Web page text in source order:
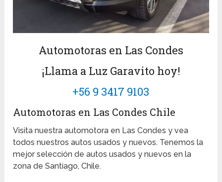
Automotoras en Las Condes
¡Llama a Luz Garavito hoy!
+56 9 3417 9103
Automotoras en Las Condes Chile
Visita nuestra automotora en Las Condes y vea
todos nuestros autos usados y nuevos. Tenemos la
mejor selección de autos usados y nuevos en la
zona de Santiago, Chile.